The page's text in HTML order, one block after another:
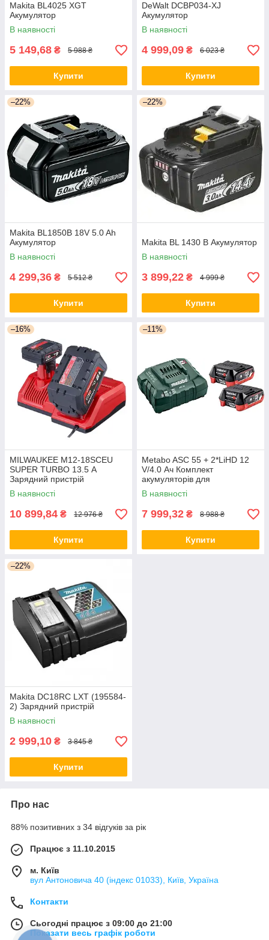
Makita BL4025 XGT
Акумулятор
В наявності
5 149,68 ₴ 5 988 ₴
Купити
DeWalt DCBP034-XJ
Акумулятор
В наявності
4 999,09 ₴ 6 023 ₴
Купити
–22%
Makita BL1850B 18V 5.0 Ah
Акумулятор
В наявності
4 299,36 ₴ 5 512 ₴
Купити
–22%
Makita BL 1430 B Акумулятор
В наявності
3 899,22 ₴ 4 999 ₴
Купити
–16%
MILWAUKEE M12-18SCEU
SUPER TURBO 13.5 А
Зарядний пристрій
В наявності
10 899,84 ₴ 12 976 ₴
Купити
–11%
Metabo ASC 55 + 2*LiHD 12
V/4.0 Ач Комплект
акумуляторів для
інструментів
В наявності
7 999,32 ₴ 8 988 ₴
Купити
–22%
Makita DC18RC LXT (195584-
2) Зарядний пристрій
В наявності
2 999,10 ₴ 3 845 ₴
Купити
Про нас
88% позитивних з 34 відгуків за рік
Працює з 11.10.2015
м. Київ
вул Антоновича 40 (індекс 01033), Київ, Україна
Контакти
Сьогодні працює з 09:00 до 21:00
Показати весь графік роботи